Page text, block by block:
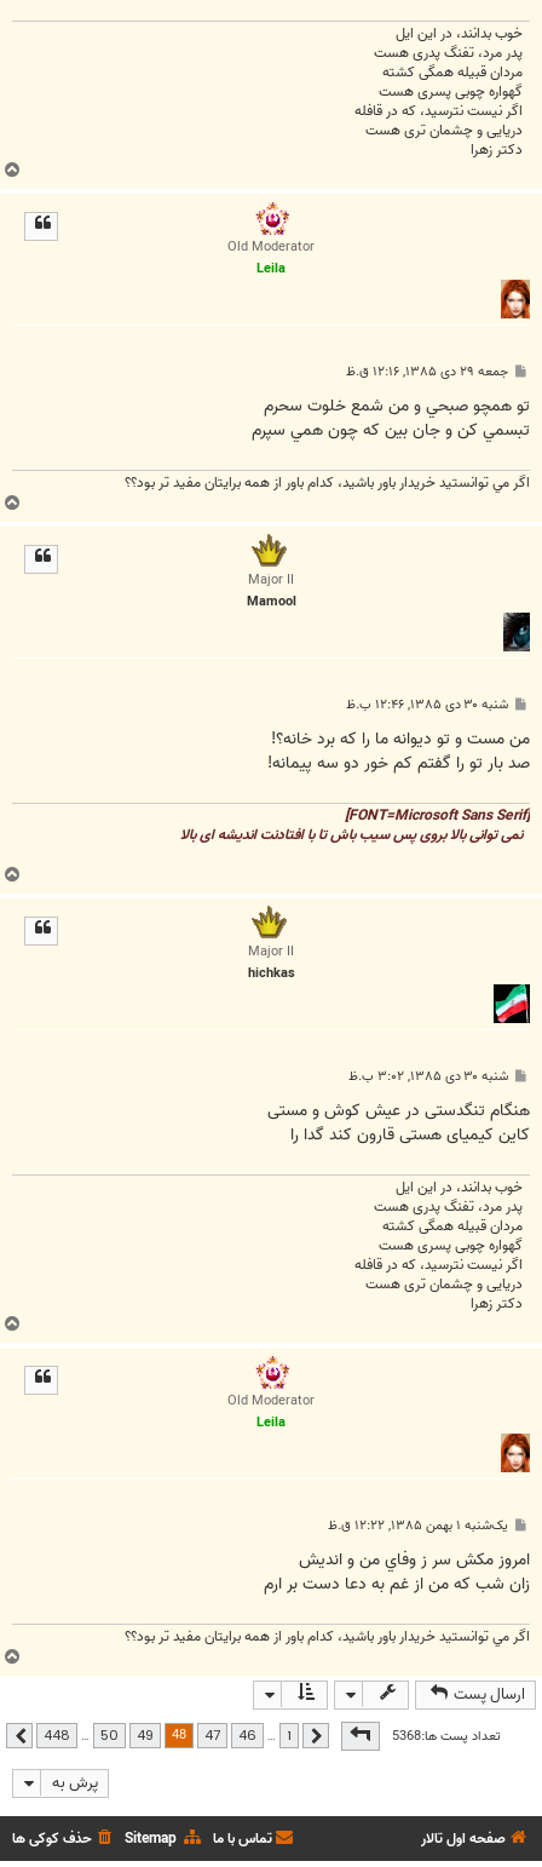
خوب بدانند، در این ایل
پدر مرد، تفنگ پدری هست
مردان قبیله همگی کشته
گهواره چوبی پسری هست
اگر نیست نترسید، که در قافله
دریایی و چشمان تری هست
دکتر زهرا
ب
ا
Old Moderator
Leila
پ
ت
جمعه ۲۹ دی ۱۳۸۵, ۱۲:۱۶ ق.ظ
تو همچو صبحي و من شمع خلوت سحرم
تبسمي كن و جان بين كه چون همي سپرم
اگر مي توانستيد خريدار باور باشيد، كدام باور از همه برايتان مفيد تر بود؟؟
ب
ا
Major II
Mamool
پ
ت
شنبه ۳۰ دی ۱۳۸۵, ۱۲:۴۶ ب.ظ
من مست و تو ديوانه ما را كه برد خانه؟!
صد بار تو را گفتم كم خور دو سه پيمانه!
نمی توانی بالا بروی پس سیب باش تا با افتادنت اندیشه ای بالا
ب
ا
Major II
hichkas
پ
ت
شنبه ۳۰ دی ۱۳۸۵, ۳:۰۲ ب.ظ
هنگام تنگدستی در عيش کوش و مستی
کاين کيميای هستی قارون کند گدا را
خوب بدانند، در این ایل
پدر مرد، تفنگ پدری هست
مردان قبیله همگی کشته
گهواره چوبی پسری هست
اگر نیست نترسید، که در قافله
دریایی و چشمان تری هست
دکتر زهرا
ب
ا
Old Moderator
Leila
پ
ت
یک‌شنبه ۱ بهمن ۱۳۸۵, ۱۲:۲۲ ق.ظ
امروز مكش سر ز وفاي من و انديش
زان شب كه من از غم به دعا دست بر ارم
اگر مي توانستيد خريدار باور باشيد، كدام باور از همه برايتان مفيد تر بود؟؟
ب
ا
ارسال پست
تعداد پست ها:5368
صفحه48از 448 قبلی …
46
47
48
49
50
…
448 بعدی
پرش به
صفحه اول تالار حذف کوکی ها Sitemap تماس با ما